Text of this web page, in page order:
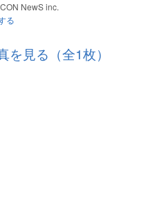
NewS inc.
る
を見る（全1枚）